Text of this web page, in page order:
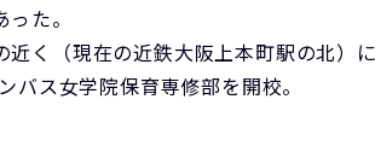
た。
く（現在の近鉄大阪上本町駅の北）
ス女学院保育専修部を開校。